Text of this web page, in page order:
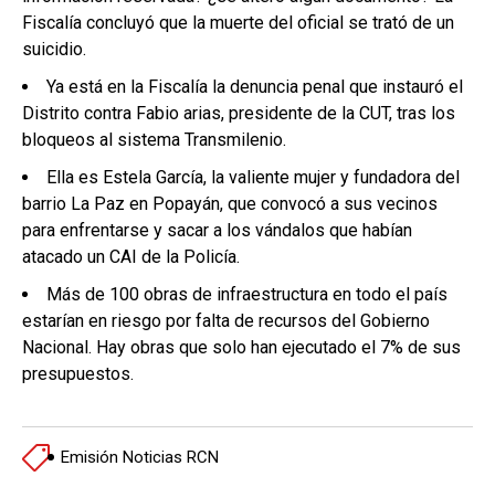
Fiscalía concluyó que la muerte del oficial se trató de un
suicidio.
Ya está en la Fiscalía la denuncia penal que instauró el
Distrito contra Fabio arias, presidente de la CUT, tras los
bloqueos al sistema Transmilenio.
Ella es Estela García, la valiente mujer y fundadora del
barrio La Paz en Popayán, que convocó a sus vecinos
para enfrentarse y sacar a los vándalos que habían
atacado un CAI de la Policía.
Más de 100 obras de infraestructura en todo el país
estarían en riesgo por falta de recursos del Gobierno
Nacional. Hay obras que solo han ejecutado el 7% de sus
presupuestos.
Emisión Noticias RCN